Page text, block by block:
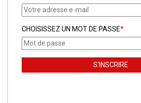
CHOISISSEZ UN MOT DE PASSE*